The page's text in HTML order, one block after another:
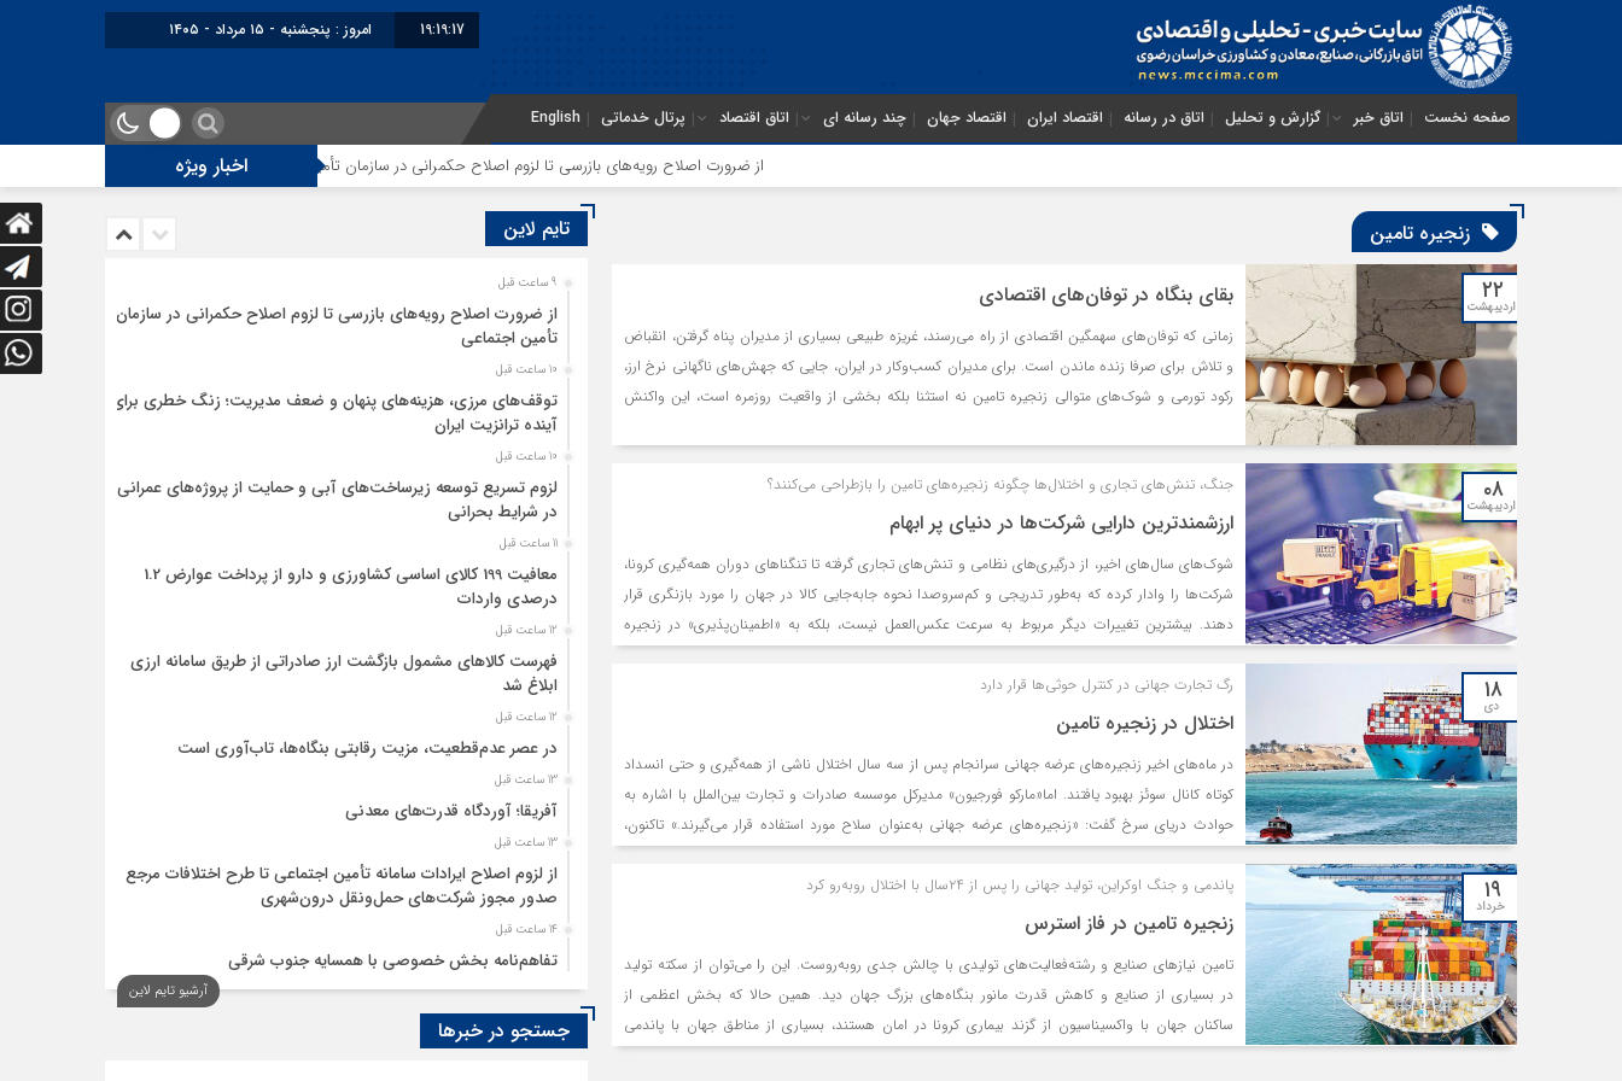
19:19:17 امروز : پنجشنبه - ۱۵ مرداد - ۱۴۰۵
صفحه نخست اتاق خبر گزارش و تحلیل اتاق در رسانه اقتصاد ایران اقتصاد جهان چند رسانه ای اتاق اقتصاد پرتال خدماتی English
اخبار ویژه از ضرورت اصلاح رویه‌های بازرسی تا لزوم اصلاح حکمرانی در سازمان تأمین اجتماعی توقف‌های مرزی، هزینه‌های پنهان
زنجیره تامین
۲۲
اردیبهشت بقای بنگاه در توفان‌های اقتصادی
زمانی که توفان‌های سهمگین اقتصادی از راه می‌رسند، غریزه طبیعی بسیاری از مدیران پناه گرفتن، انقباض
و تلاش برای صرفا زنده ماندن است. برای مدیران کسب‌وکار در ایران، جایی که جهش‌های ناگهانی نرخ ارز،
رکود تورمی و شوک‌های متوالی زنجیره تامین نه استثنا بلکه بخشی از واقعیت روزمره است، این واکنش
تنها نشکند، بلکه از آنها تغذیه کرده و قوی‌تر شود؟
۰۸
اردیبهشت
جنگ، تنش‌های تجاری و اختلال‌ها چگونه زنجیره‌های تامین را بازطراحی می‌کنند؟
ارزشمندترین دارایی شرکت‌ها در دنیای پر ابهام
شوک‌های سال‌های اخیر، از درگیری‌های نظامی و تنش‌های تجاری گرفته تا تنگناهای دوران همه‌گیری کرونا،
شرکت‌ها را وادار کرده‌ که به‌طور تدریجی و کم‌سروصدا نحوه جابه‌جایی کالا در جهان را مورد بازنگری قرار
دهند. بیشترین تغییرات دیگر مربوط به سرعت عکس‌العمل نیست، بلکه به «اطمینان‌پذیری» در زنجیره
تامین مربوط می‌شود. کسب‌وکارها حالا به‌جای تمرکز بر زنجیره‌های تامینی که فقط در شرایط باثبات سریع
عمل می‌کنند، به دنبال زنجیره‌هایی هستند که بتوانند در برابر اختلال‌ها مقاومت کرده و آنها را جذب کنند.
۱۸
دی
رگ تجارت جهانی در کنترل حوثی‌ها قرار دارد
اختلال در زنجیره تامین
در ماه‌های اخیر زنجیره‌های عرضه جهانی سرانجام پس از سه سال اختلال ناشی از همه‌گیری و حتی انسداد
کوتاه کانال سوئز بهبود یافتند. اما«مارکو فورجیون» مدیرکل موسسه صادرات و تجارت بین‌الملل با اشاره به
حوادث دریای سرخ گفت: «زنجیره‌های عرضه جهانی به‌عنوان سلاح مورد استفاده قرار می‌گیرند.» تاکنون،
مشکلات موجود در دریای سرخ، زنجیره تامین جهانی را به آن میزانی که بیماری همه‌گیر ایجاد کرد، مختل
نکرده است. فورجیون گفت: «اما ما به این سمت می‌رویم.»
۱۹
خرداد
پاندمی و جنگ اوکراین، تولید جهانی را پس از ۲۴سال با اختلال روبه‌رو کرد
زنجیره تامین در فاز استرس
تامین نیازهای صنایع و رشته‌‌‌فعالیت‌‌‌های تولیدی با چالش جدی روبه‌روست. این را می‌‌‌توان از سکته تولید
در بسیاری از صنایع و کاهش قدرت مانور بنگاه‌‌‌های بزرگ جهان دید. همین حالا که بخش اعظمی از
ساکنان جهان با واکسیناسیون از گزند بیماری کرونا در امان هستند، بسیاری از مناطق جهان با پاندمی
درگیرند و چین در رأس آنهاست.
تایم لاین
9 ساعت قبل
از ضرورت اصلاح رویه‌های بازرسی تا لزوم اصلاح حکمرانی در سازمان
تأمین اجتماعی
10 ساعت قبل
توقف‌های مرزی، هزینه‌های پنهان و ضعف مدیریت؛ زنگ خطری برای
آینده ترانزیت ایران
10 ساعت قبل
لزوم تسریع توسعه زیرساخت‌های آبی و حمایت از پروژه‌های عمرانی
در شرایط بحرانی
11 ساعت قبل
معافیت 199 کالای اساسی کشاورزی و دارو از پرداخت عوارض 1.2
درصدی واردات
12 ساعت قبل
فهرست کالاهای مشمول بازگشت ارز صادراتی از طریق سامانه ارزی
ابلاغ شد
12 ساعت قبل
در عصر عدم‌قطعیت، مزیت رقابتی بنگاه‌ها، تاب‌آوری است
13 ساعت قبل
آفریقا؛ آوردگاه قدرت‌های معدنی
13 ساعت قبل
از لزوم اصلاح ایرادات سامانه تأمین اجتماعی تا طرح اختلافات مرجع
صدور مجوز شرکت‌های حمل‌ونقل درون‌شهری
14 ساعت قبل
تفاهم‌نامه بخش خصوصی با همسایه جنوب شرقی
14 ساعت قبل
سود اقتصاد‌ها از هوش مصنوعی
آرشیو تایم لاین
جستجو در خبرها